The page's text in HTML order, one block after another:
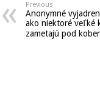
Previous
Anonymné
ako niektoré veľké
zametajú pod